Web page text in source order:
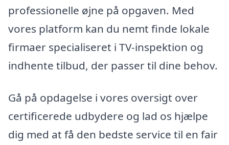
professionelle øjne på opgaven. Med
vores platform kan du nemt finde lokale
firmaer specialiseret i TV-inspektion og
indhente tilbud, der passer til dine behov.
Gå på opdagelse i vores oversigt over
certificerede udbydere og lad os hjælpe
dig med at få den bedste service til en fair